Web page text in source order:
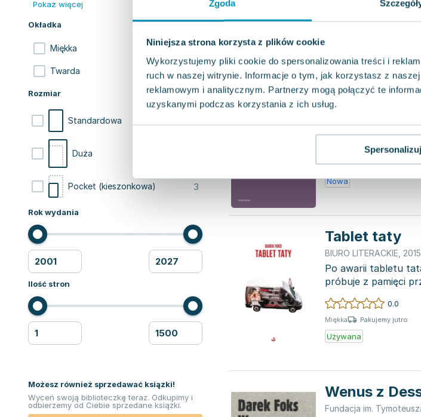
Zgoda
Niniejsza strona korzysta z plików cookie
Wykorzystujemy pliki cookie do spersonalizowania treści i
ruch w naszej witrynie. Informacje o tym, jak korzystasz z
reklamowym i analitycznym. Partnerzy mogą połączyć te
uzyskanymi podczas korzystania z ich usług.
Spersonalizuj
Pokaż więcej
Okładka
Miękka 9
Twarda 3
Rozmiar
Standardowa
Duża
Pocket (kieszonkowa) 3
Rok wydania
Ilość stron
Możesz również sprzedawać ksiązki!
Wyceń swoją biblioteczkę teraz. Odkupimy i
odbierzemy od Ciebie sprzedane książki.
Pakujemy jutro
Co robi
Ossolineum
W książce
ochrony oraz
czasie i prz...
0.0
Miękka Pakujemy 11.08
Nowa
Tablet taty
BIURO LITERACKIE 2015
Po awarii tabletu
próbuje z pamięci
miał k...
0.0
Miękka Pakujemy jutro
Używana
Wenus z
Fundacja im.